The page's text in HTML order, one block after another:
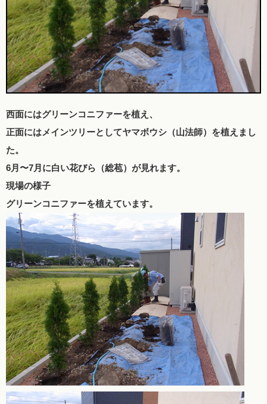
西面にはグリーンコニファーを植え、
正面にはメインツリーとしてヤマボウシ（山法師）を植えまし
た。
6月〜7月に白い花びら（総苞）が見れます。
現場の様子
グリーンコニファーを植えています。